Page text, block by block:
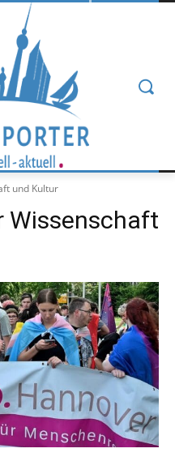
und Kultur
Wissenschaft